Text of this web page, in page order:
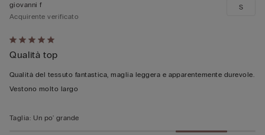
Valutato
5
su
5
giovanni f
Acquirente verificato
Qualità top
Qualità del tessuto fantastica, maglia leggera e apparentemente durevole.
Vestono molto largo
S
Taglia: Un po' grande